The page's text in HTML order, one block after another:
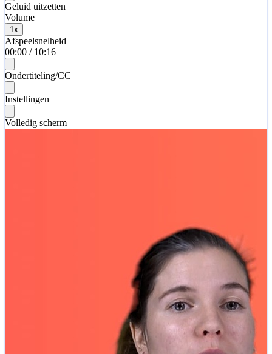
Geluid uitzetten
Volume
1 x
Afspeelsnelheid
00:00 / 10:16
Ondertiteling/CC
Instellingen
Volledig scherm